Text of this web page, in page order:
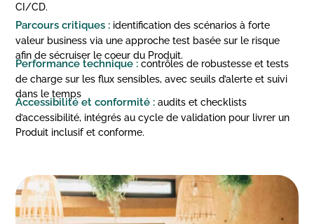
CI/CD.
Parcours critiques : identification des scénarios à forte
valeur business via une approche test basée sur le risque
afin de sécruiser le coeur du Produit.
Performance technique : contrôles de robustesse et tests
de charge sur les flux sensibles, avec seuils d’alerte et suivi
dans le temps
Accessibilité et conformité : audits et checklists
d’accessibilité, intégrés au cycle de validation pour livrer un
Produit inclusif et conforme.